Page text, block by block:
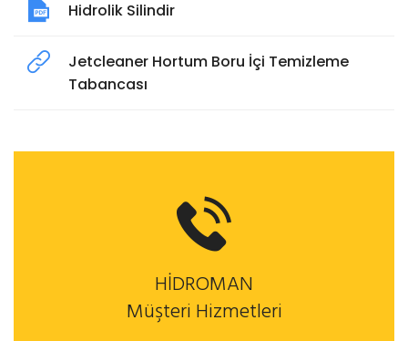
Hidrolik Silindir
Jetcleaner Hortum Boru İçi Temizleme
Tabancası
HİDROMAN
Müşteri Hizmetleri